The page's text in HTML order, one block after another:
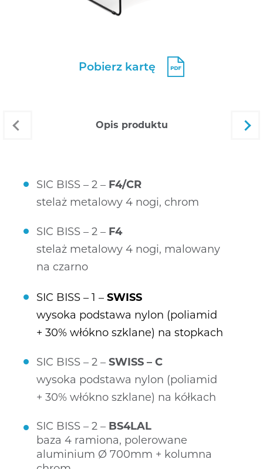
Pobierz kartę
opis produktu
SIC BISS – 2 – F4/CR
stelaż metalowy 4 nogi, chrom
SIC BISS – 2 – F4
stelaż metalowy 4 nogi, malowany
na czarno
SIC BISS – 1 – SWISS
wysoka podstawa nylon (poliamid
+ 30% włókno szklane) na stopkach
SIC BISS – 2 – SWISS – C
wysoka podstawa nylon (poliamid
+ 30% włókno szklane) na kółkach
SIC BISS – 2 – BS4LAL
baza 4 ramiona, polerowane
aluminium Ø 700mm + kolumna